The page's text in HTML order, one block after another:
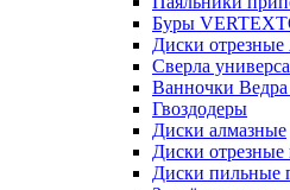
Буры
Диски
Сверла
Ванночки
Гвоздодеры
Диски алмазные
Диски
Диски пильные